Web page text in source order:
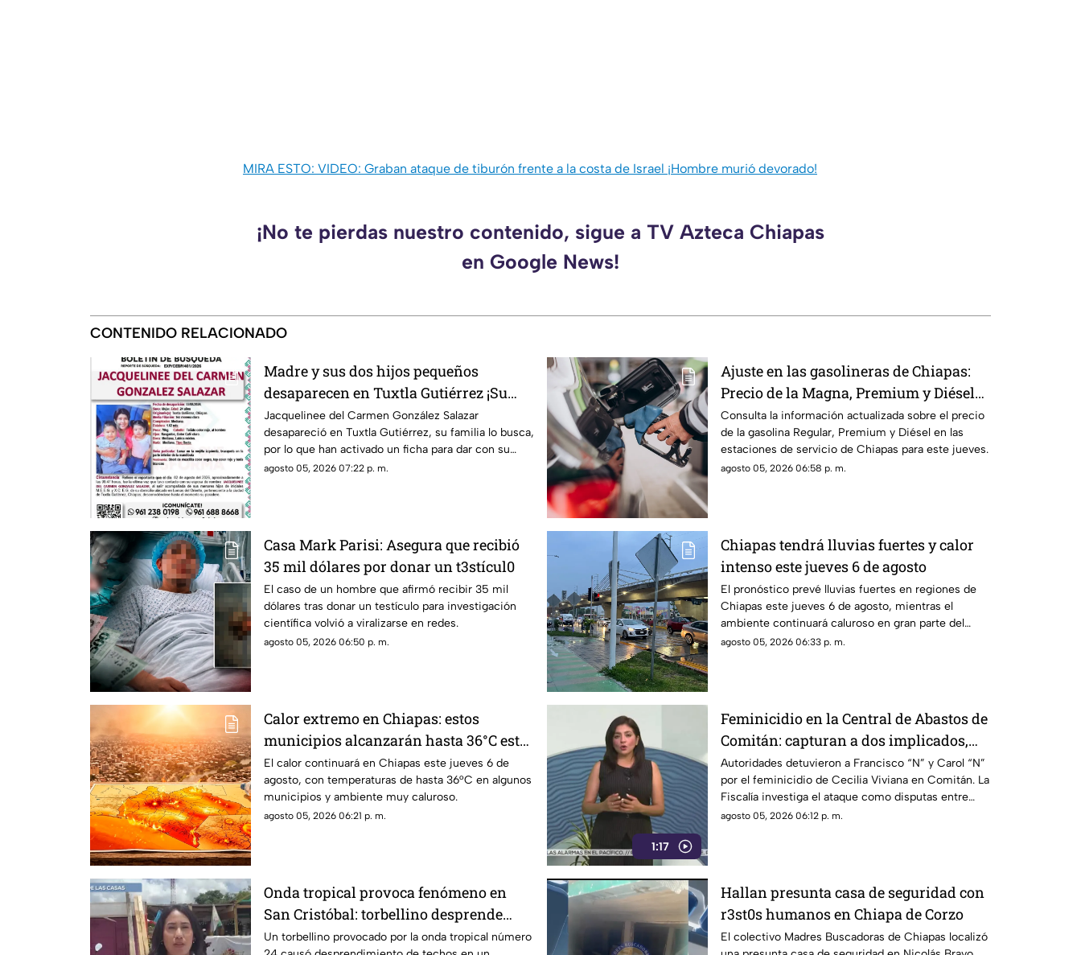
MIRA ESTO: VIDEO: Graban ataque de tiburón frente a la costa de Israel ¡Hombre murió devorado!
¡No te pierdas nuestro contenido, sigue a TV Azteca Chiapas
en Google News!
CONTENIDO RELACIONADO
Madre y sus dos hijos pequeños
desaparecen en Tuxtla Gutiérrez ¡Su
esposo levantó una ficha de busqueda!
Jacquelinee del Carmen González Salazar
desapareció en Tuxtla Gutiérrez, su familia lo busca,
por lo que han activado un ficha para dar con su
paradero.
agosto 05, 2026 07:22 p. m.
Ajuste en las gasolineras de Chiapas:
Precio de la Magna, Premium y Diésel
este jueves 6 de agosto
Consulta la información actualizada sobre el precio
de la gasolina Regular, Premium y Diésel en las
estaciones de servicio de Chiapas para este jueves.
agosto 05, 2026 06:58 p. m.
Casa Mark Parisi: Asegura que recibió
35 mil dólares por donar un t3stícul0
El caso de un hombre que afirmó recibir 35 mil
dólares tras donar un testículo para investigación
científica volvió a viralizarse en redes.
agosto 05, 2026 06:50 p. m.
Chiapas tendrá lluvias fuertes y calor
intenso este jueves 6 de agosto
El pronóstico prevé lluvias fuertes en regiones de
Chiapas este jueves 6 de agosto, mientras el
ambiente continuará caluroso en gran parte del
estado.
agosto 05, 2026 06:33 p. m.
Calor extremo en Chiapas: estos
municipios alcanzarán hasta 36°C este
jueves
El calor continuará en Chiapas este jueves 6 de
agosto, con temperaturas de hasta 36°C en algunos
municipios y ambiente muy caluroso.
agosto 05, 2026 06:21 p. m.
1:17
Feminicidio en la Central de Abastos de
Comitán: capturan a dos implicados,
una detención ocurrió en Jalisco
Autoridades detuvieron a Francisco “N” y Carol “N”
por el feminicidio de Cecilia Viviana en Comitán. La
Fiscalía investiga el ataque como disputas entre
locatarios.
agosto 05, 2026 06:12 p. m.
Onda tropical provoca fenómeno en
San Cristóbal: torbellino desprende
techos de locales y derriba árboles
Un torbellino provocado por la onda tropical número
Hallan presunta casa de seguridad con
r3st0s humanos en Chiapa de Corzo
El colectivo Madres Buscadoras de Chiapas localizó